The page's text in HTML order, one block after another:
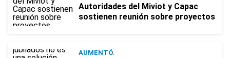
Autoridades del Miviot y Capac
sostienen reunión sobre proyectos
AUMENTÓ.